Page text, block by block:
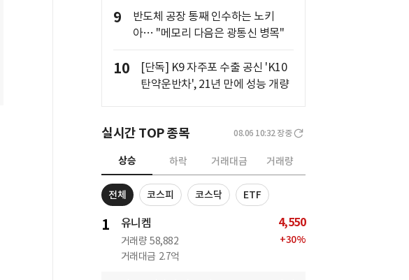
9
반도체 공장 통째 인수하는 노키
아… "메모리 다음은 광통신 병목"
10
[단독] K9 자주포 수출 공신 'K10
탄약운반차', 21년 만에 성능 개량
실시간 TOP 종목 08.06 10:32 장중
상승 하락 거래대금 거래량
전체 코스피 코스닥 ETF
1 유니켐
거래량 58,882
거래대금 2.7억
4,550
+30%